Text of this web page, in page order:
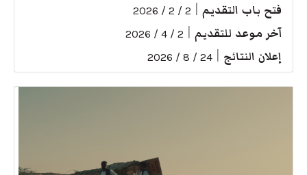
فتح باب التقديم 2 / 2 / 2026
آخر موعد للتقديم 2 / 4 / 2026
إعلان النتائج 24 / 8 / 2026